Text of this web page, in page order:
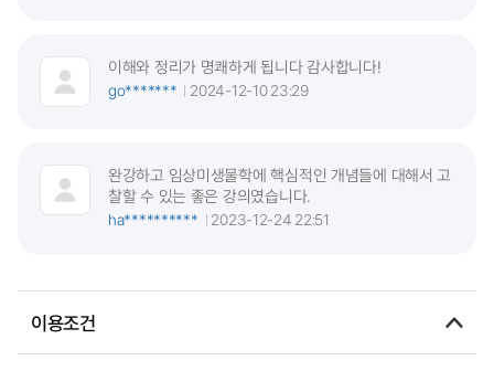
이해와 정리가 명쾌하게 됩니다 감사합니다!
go*******
2024-12-10 23:29
완강하고 임상미생물학에 핵심적인 개념들에 대해서 고
찰할 수 있는 좋은 강의였습니다.
ha**********
2023-12-24 22:51
이용조건